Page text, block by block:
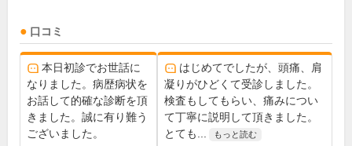
口コミ
本日初診でお世話に
なりました。病歴病状を
お話して的確な診断を頂
きました。誠に有り難う
ございました。
はじめてでしたが、頭痛、肩
凝りがひどくて受診しました。
検査もしてもらい、痛みについ
て丁寧に説明して頂きました。
とても...
もっと読む